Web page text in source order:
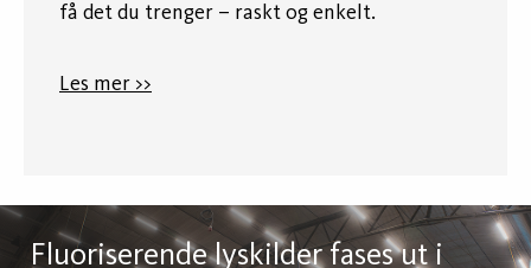
få det du trenger – raskt og enkelt.
Les mer >>
Fluoriserende lyskilder fases ut i